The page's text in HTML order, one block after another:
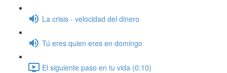
La crisis - velocidad del dinero
Tú eres quien eres en domingo
El siguiente paso en tu vida (0:10)